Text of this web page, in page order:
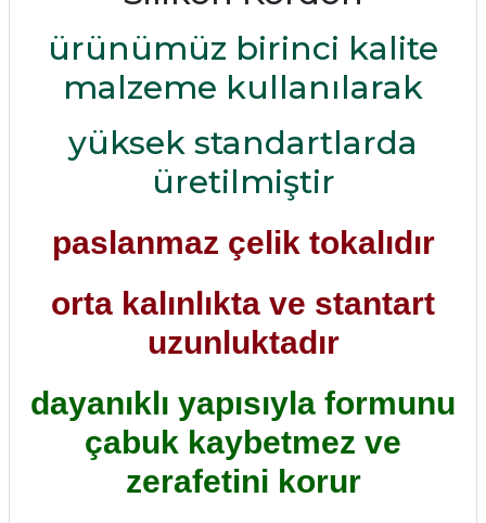
ürünümüz birinci kalite
malzeme kullanılarak
yüksek standartlarda
üretilmiştir
paslanmaz çelik tokalıdır
orta kalınlıkta ve stantart
uzunluktadır
dayanıklı yapısıyla formunu
çabuk kaybetmez ve
zerafetini korur